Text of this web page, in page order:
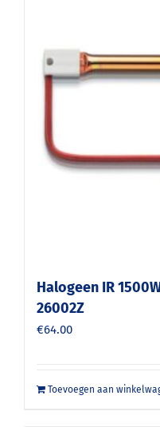
Halogeen IR
26002Z
€64.00
Toevoegen aan